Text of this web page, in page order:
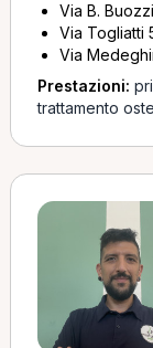
Via B.
Via Togliatti
Via
Prestazioni:
trattamento